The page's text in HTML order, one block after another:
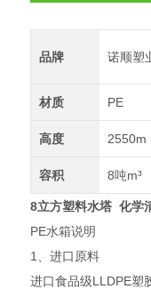
品牌 诺顺塑
材质 PE
高度 2550m
容积 8吨m³
8立方塑料水塔 化学
PE水箱说明
1、进口原料
进口食品级LLDPE塑